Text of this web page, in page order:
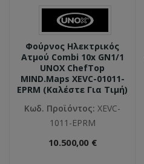
Φούρνος Ηλεκτρικός
Ατμού Combi 10x GN1/1
UNOX ChefTop
MIND.Maps XEVC-01011-
EPRM (καλέστε Για Τιμή)
Κωδ. Προϊόντος: XEVC-
1011-EPRM
10.500,00 €